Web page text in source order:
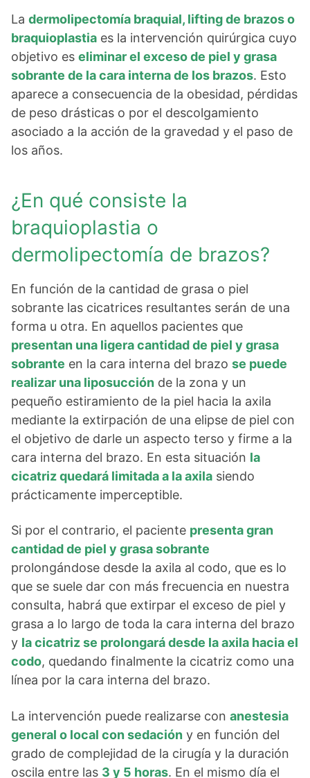
La dermolipectomía braquial, lifting de brazos o
braquioplastia es la intervención quirúrgica cuyo
objetivo es eliminar el exceso de piel y grasa
sobrante de la cara interna de los brazos. Esto
aparece a consecuencia de la obesidad, pérdidas
de peso drásticas o por el descolgamiento
asociado a la acción de la gravedad y el paso de
los años.
¿En qué consiste la
braquioplastia o
dermolipectomía de brazos?
En función de la cantidad de grasa o piel
sobrante las cicatrices resultantes serán de una
forma u otra. En aquellos pacientes que
presentan una ligera cantidad de piel y grasa
sobrante en la cara interna del brazo se puede
realizar una liposucción de la zona y un
pequeño estiramiento de la piel hacia la axila
mediante la extirpación de una elipse de piel con
el objetivo de darle un aspecto terso y firme a la
cara interna del brazo. En esta situación la
cicatriz quedará limitada a la axila siendo
prácticamente imperceptible.
Si por el contrario, el paciente presenta gran
cantidad de piel y grasa sobrante
prolongándose desde la axila al codo, que es lo
que se suele dar con más frecuencia en nuestra
consulta, habrá que extirpar el exceso de piel y
grasa a lo largo de toda la cara interna del brazo
y la cicatriz se prolongará desde la axila hacia el
codo, quedando finalmente la cicatriz como una
línea por la cara interna del brazo.
La intervención puede realizarse con anestesia
general o local con sedación y en función del
grado de complejidad de la cirugía y la duración
oscila entre las 3 y 5 horas. En el mismo día el